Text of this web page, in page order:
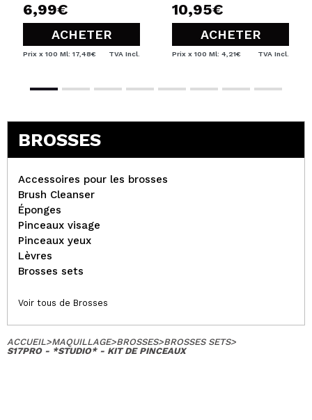
6,99€
ACHETER
Prix x 100 Ml: 17,48€ TVA Incl.
10,95€
ACHETER
Prix x 100 Ml: 4,21€ TVA Incl.
BROSSES
Accessoires pour les brosses
Brush Cleanser
Éponges
Pinceaux visage
Pinceaux yeux
Lèvres
Brosses sets
Voir tous de Brosses
ACCUEIL>MAQUILLAGE>BROSSES>BROSSES SETS>
S17PRO - *STUDIO* - KIT DE PINCEAUX